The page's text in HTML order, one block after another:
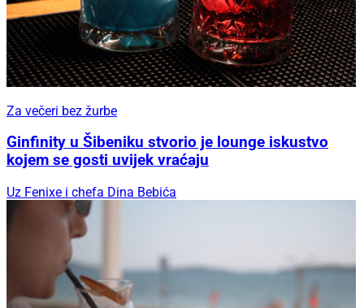
Za večeri bez žurbe
Ginfinity u Šibeniku stvorio je lounge iskustvo
kojem se gosti uvijek vraćaju
Uz Fenixe i chefa Dina Bebića